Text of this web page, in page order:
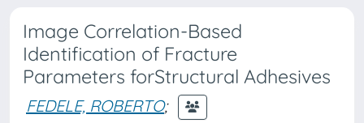
Image Correlation-Based
Identification of Fracture
Parameters forStructural Adhesives
FEDELE, ROBERTO;